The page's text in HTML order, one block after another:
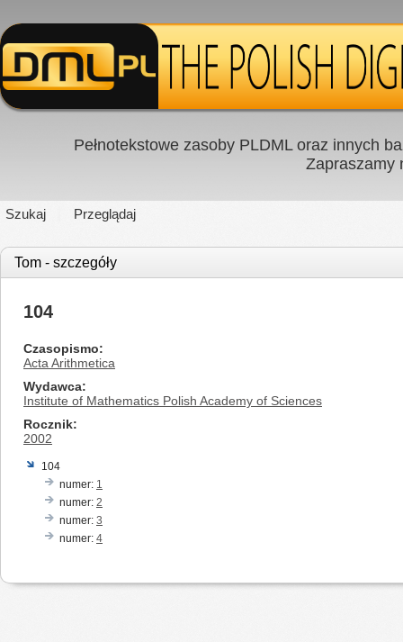
Pełnotekstowe zasoby PLDML oraz innych
Zapraszamy
Szukaj Przeglądaj
Tom - szczegóły
104
Czasopismo
Acta Arithmetica
Wydawca
Institute of Mathematics Polish Academy of Sciences
Rocznik
2002
104
numer: 1
numer: 2
numer: 3
numer: 4